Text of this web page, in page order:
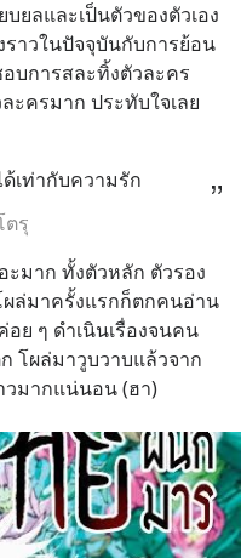
ยลและเป็นตัวของตัวเอง
ราวในปัจจุบันกับการย้อน
บการสละทิ้งตัวละคร
ครมาก ประทับใจเลย
เท่ากับความรัก
ตรุ
ะมาก ทั้งตัวหลัก ตัวรอง
ผล่มาครั้งแรกก็ตกคนอ่าน
ย ๆ ดำเนินเรื่องจนคน
โผล่มาวูบวาบแล้วจาก
วมากแน่นอน (ฮา)